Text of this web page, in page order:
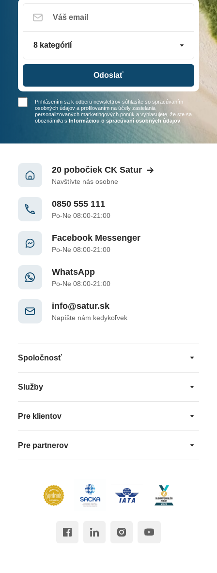
8 kategórií
Odoslať
Prihlásením sa k odberu newslettrov súhlasíte so spracúvaním
osobných údajov a profilovaním na účely zasielania
personalizovaných marketingových ponúk a vyhlasujete, že ste sa
oboznámil/a s Informáciou o spracúvaní osobných údajov
20 pobočiek CK Satur
Navštívte nás osobne
0850 555 111
Po-Ne 08:00-21:00
Facebook Messenger
Po-Ne 08:00-21:00
WhatsApp
Po-Ne 08:00-21:00
info@satur.sk
Napíšte nám kedykoľvek
Spoločnosť
Služby
Pre klientov
Pre partnerov